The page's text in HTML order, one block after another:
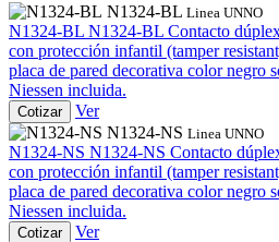
N1324-BL Linea UNNO
N1324-BL N1324-BL Contacto
con protección infantil (tamper
placa de pared decorativa color negro
Niessen incluida.
Cotizar
Ver
N1324-NS Linea UNNO
N1324-NS N1324-NS Contacto
con protección infantil (tamper
placa de pared decorativa color negro
Niessen incluida.
Cotizar
Ver